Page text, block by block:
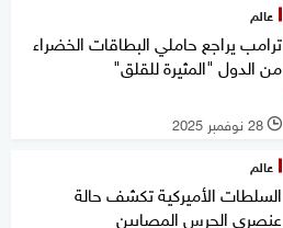
عالم
ترامب يراجع حاملي البطاقات الخضراء
من الدول "المثيرة للقلق"
l 28 نوفمبر 2025
عالم
السلطات الأميركية تكشف حالة
عنصري الحرس المصابين